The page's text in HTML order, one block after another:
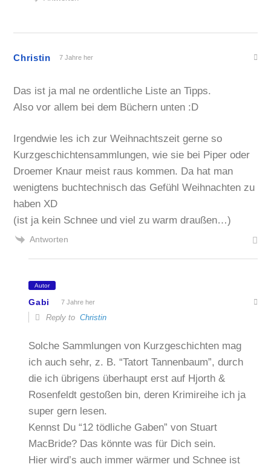
Christin 7 Jahre her
Das ist ja mal ne ordentliche Liste an Tipps.
Also vor allem bei dem Büchern unten :D
Irgendwie les ich zur Weihnachtszeit gerne so
Kurzgeschichtensammlungen, wie sie bei Piper oder
Droemer Knaur meist raus kommen. Da hat man
wenigtens buchtechnisch das Gefühl Weihnachten zu
haben XD
(ist ja kein Schnee und viel zu warm draußen…)
Antworten
Autor
Gabi 7 Jahre her
Reply toChristin
Solche Sammlungen von Kurzgeschichten mag
ich auch sehr, z. B. “Tatort Tannenbaum”, durch
die ich übrigens überhaupt erst auf Hjorth &
Rosenfeldt gestoßen bin, deren Krimireihe ich ja
super gern lesen.
Kennst Du “12 tödliche Gaben” von Stuart
MacBride? Das könnte was für Dich sein.
Hier wird’s auch immer wärmer und Schnee ist